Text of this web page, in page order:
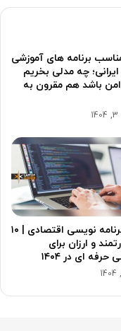
برنامه های آموزشی
چه مدلی بخریم
باشد هم مقرون به
لپتاپ برنامه نویسی اقتصادی | ۱۰
و ارزان برای
ای در ۱۴۰۴